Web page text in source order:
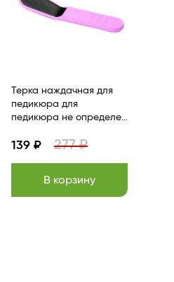
Терка наждачная для
педикюра для
педикюра не определен
139 ₽ 277 ₽
В корзину